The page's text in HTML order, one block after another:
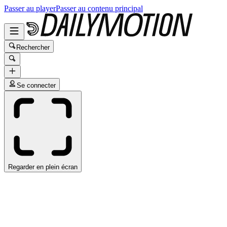
Passer au playerPasser au contenu principal
Rechercher
Se connecter
Regarder en plein écran